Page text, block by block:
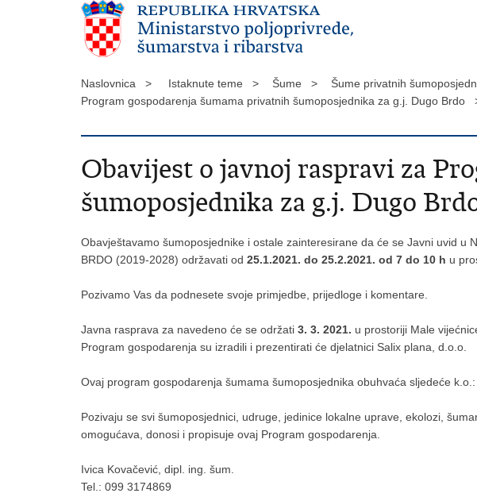
Naslovnica > Istaknute teme > Šume > Šume privatnih
Program gospodarenja šumama privatnih šumoposjednika za g.j. Dugo Brdo
Obavijest o javnoj raspravi za
šumoposjednika za g.j. Dugo
Obavještavamo šumoposjednike i ostale zainteresirane da će se Javni uvid
BRDO (2019-2028) održavati od 25.1.2021. do 25.2.2021. od 7 do 10 h u
Pozivamo Vas da podnesete svoje primjedbe, prijedloge i komentare.
Javna rasprava za navedeno će se održati 3. 3. 2021. u prostoriji Male
Program gospodarenja su izradili i prezentirati će djelatnici Salix plana, d.o.o.
Ovaj program gospodarenja šumama šumoposjednika obuhvaća sljedeće k.o.:
Pozivaju se svi šumoposjednici, udruge, jedinice lokalne uprave, ekolozi,
omogućava, donosi i propisuje ovaj Program gospodarenja.
Ivica Kovačević, dipl. ing. šum.
Tel.: 099 3174869